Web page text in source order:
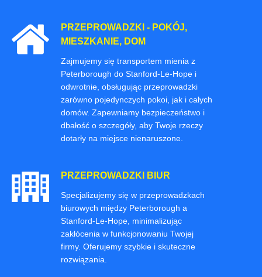
PRZEPROWADZKI - POKÓJ,
MIESZKANIE, DOM
Zajmujemy się transportem mienia z
Peterborough do Stanford-Le-Hope i
odwrotnie, obsługując przeprowadzki
zarówno pojedynczych pokoi, jak i całych
domów. Zapewniamy bezpieczeństwo i
dbałość o szczegóły, aby Twoje rzeczy
dotarły na miejsce nienaruszone.
PRZEPROWADZKI BIUR
Specjalizujemy się w przeprowadzkach
biurowych między Peterborough a
Stanford-Le-Hope, minimalizując
zakłócenia w funkcjonowaniu Twojej
firmy. Oferujemy szybkie i skuteczne
rozwiązania.